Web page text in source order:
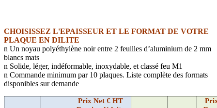
CHOISISSEZ L'EPAISSEUR ET LE FORMAT DE VOTRE
PLAQUE EN DILITE
n Un noyau polyéthylène noir entre 2 feuilles d’aluminium de 2 mm
blancs mats
n Solide, léger, indéformable, inoxydable, et classé feu M1
n Commande minimum par 10 plaques. Liste complète des formats
disponibles sur demande
Prix Net € HT